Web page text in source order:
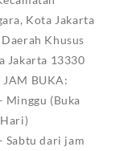
Kota Jakarta
Khusus
Jakarta 13330
JAM BUKA:
Minggu (Buka
Sabtu dari jam